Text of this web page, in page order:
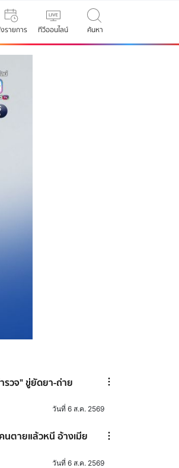
รายการ ทีวีออนไลน์ ค้นหา
รวจ" ขู่ยัดยา-ถ่าย
วันที่ 6 ส.ค. 2569
นตายแล้วหนี อ้างเมีย
วันที่ 6 ส.ค. 2569